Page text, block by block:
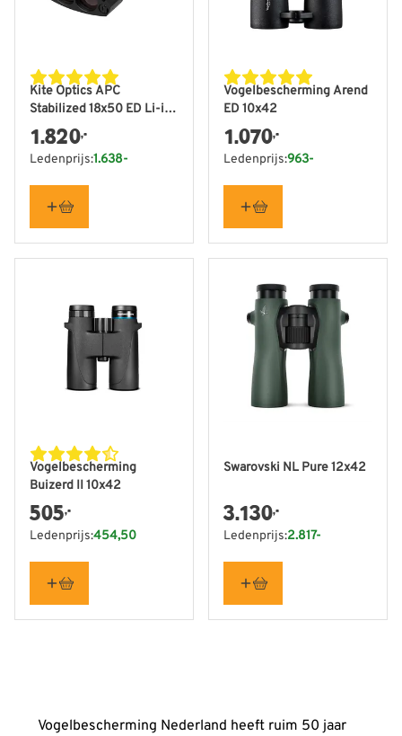
Kite Optics APC
Stabilized 18x50 ED Li-ion
- Vogelbescherming
Nederland editie
1.820,-
Ledenprijs:1.638-
Vogelbescherming Arend
ED 10x42
1.070,-
Ledenprijs:963-
Vogelbescherming
Buizerd II 10x42
505,-
Ledenprijs:454,50
Swarovski NL Pure 12x42
3.130,-
Ledenprijs:2.817-
Vogelbescherming Nederland heeft ruim 50 jaar